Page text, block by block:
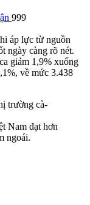
999
áp lực từ nguồn
ngày càng rõ nét.
giảm 1,9% xuống
về mức 3.438
Nam đạt hơn
ngoái.